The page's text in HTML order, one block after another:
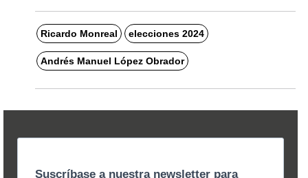
Ricardo Monreal elecciones 2024
Andrés Manuel López Obrador